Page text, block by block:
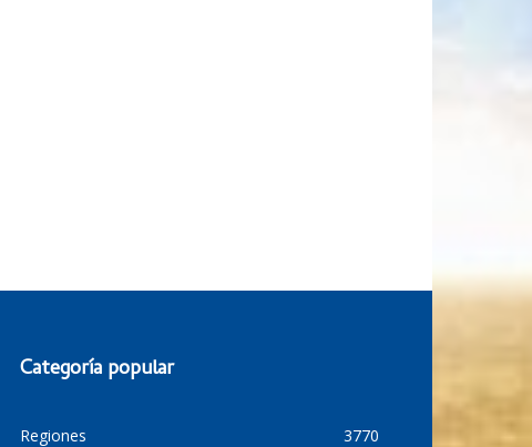
Categoría popular
Regiones
3770